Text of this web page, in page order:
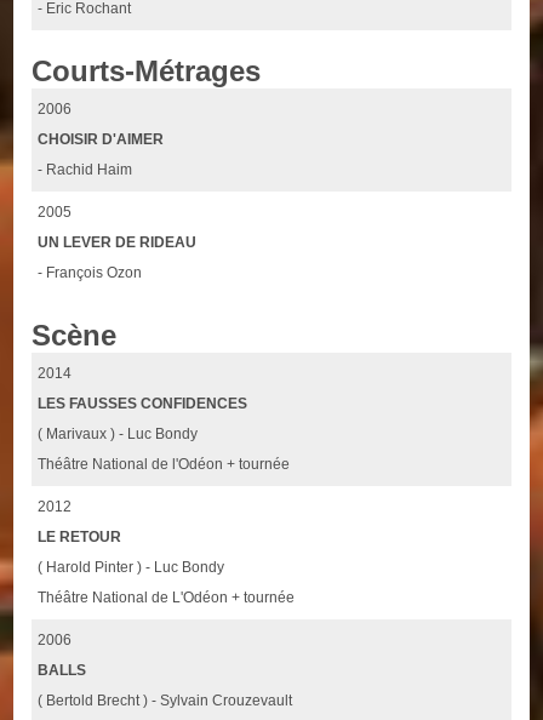
- Eric Rochant
Courts-Métrages
2006
CHOISIR D'AIMER
- Rachid Haim
2005
UN LEVER DE RIDEAU
- François Ozon
Scène
2014
LES FAUSSES CONFIDENCES
( Marivaux ) - Luc Bondy
Théâtre National de l'Odéon + tournée
2012
LE RETOUR
( Harold Pinter ) - Luc Bondy
Théâtre National de L'Odéon + tournée
2006
BALLS
( Bertold Brecht ) - Sylvain Crouzevault